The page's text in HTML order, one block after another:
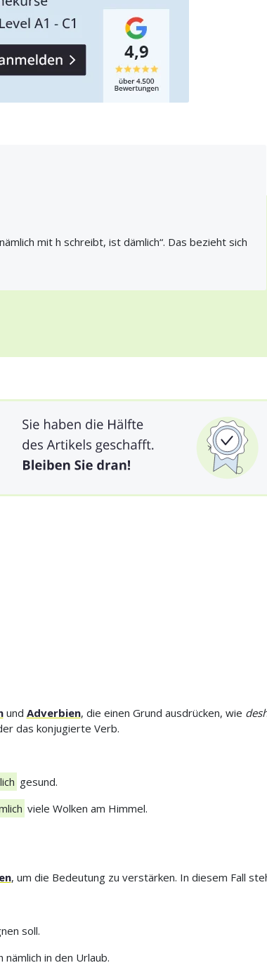
mit h schreibt, ist dämlich“. Das bezieht sich
und Adverbien, die einen Grund ausdrücken, wie
das konjugierte Verb.
gesund.
viele Wolken am Himmel.
, um die Bedeutung zu verstärken. In diesem Fall
soll.
in den Urlaub.